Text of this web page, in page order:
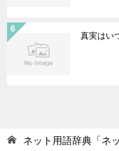
真実はい
ネット用語辞典「ネ